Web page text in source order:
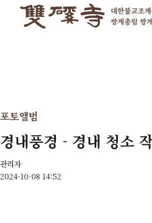
포토앨범
경내풍경 - 경내 청소
관리자
2024-10-08 14:52